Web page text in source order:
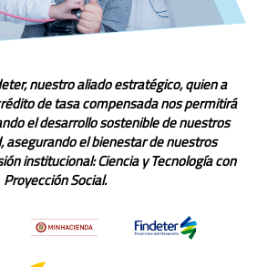
nuestro aliado estratégico, quien a
de tasa compensada nos permitirá
el desarrollo sostenible de nuestros
asegurando el bienestar de nuestros
institucional: Ciencia y Tecnología con
Proyección Social.